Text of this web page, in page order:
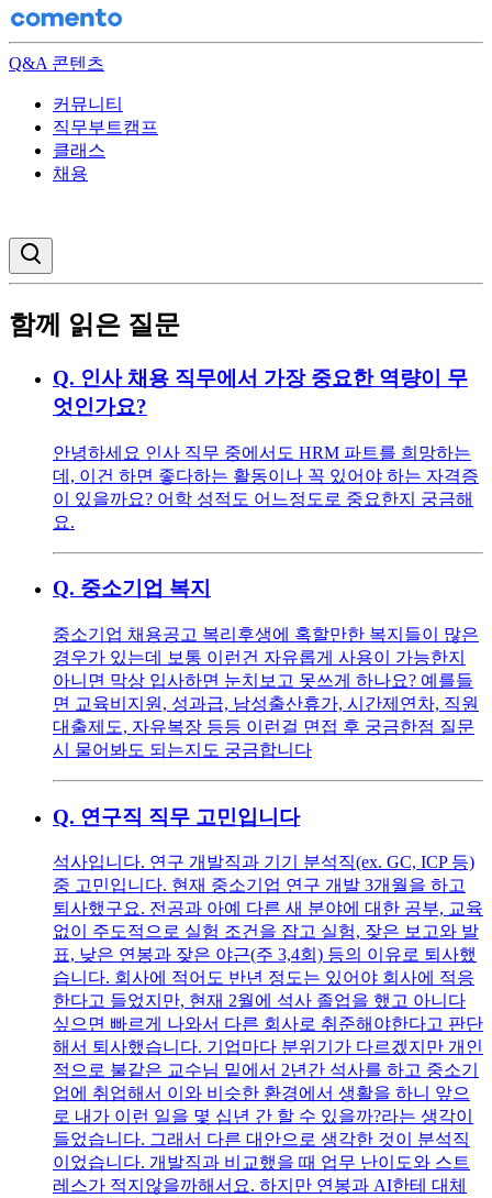
Q&A 콘텐츠
커뮤니티
직무부트캠프
클래스
채용
함께 읽은 질문
Q. 인사 채용 직무에서 가장 중요한 역량이 무
엇인가요?
안녕하세요 인사 직무 중에서도 HRM 파트를 희망하는
데, 이건 하면 좋다하는 활동이나 꼭 있어야 하는 자격증
이 있을까요? 어학 성적도 어느정도로 중요한지 궁금해
요.
Q. 중소기업 복지
중소기업 채용공고 복리후생에 혹할만한 복지들이 많은
경우가 있는데 보통 이런건 자유롭게 사용이 가능한지
아니면 막상 입사하면 눈치보고 못쓰게 하나요? 예를들
면 교육비지원, 성과급, 남성출산휴가, 시간제연차, 직원
대출제도, 자유복장 등등 이런걸 면접 후 궁금한점 질문
시 물어봐도 되는지도 궁금합니다
Q. 연구직 직무 고민입니다
석사입니다. 연구 개발직과 기기 분석직(ex. GC, ICP 등)
중 고민입니다. 현재 중소기업 연구 개발 3개월을 하고
퇴사했구요. 전공과 아예 다른 새 분야에 대한 공부, 교육
없이 주도적으로 실험 조건을 잡고 실험, 잦은 보고와 발
표, 낮은 연봉과 잦은 야근(주 3,4회) 등의 이유로 퇴사했
습니다. 회사에 적어도 반년 정도는 있어야 회사에 적응
한다고 들었지만, 현재 2월에 석사 졸업을 했고 아니다
싶으면 빠르게 나와서 다른 회사로 취준해야한다고 판단
해서 퇴사했습니다. 기업마다 분위기가 다르겠지만 개인
적으로 불같은 교수님 밑에서 2년간 석사를 하고 중소기
업에 취업해서 이와 비슷한 환경에서 생활을 하니 앞으
로 내가 이런 일을 몇 십년 간 할 수 있을까?라는 생각이
들었습니다. 그래서 다른 대안으로 생각한 것이 분석직
이었습니다. 개발직과 비교했을 때 업무 난이도와 스트
레스가 적지않을까해서요. 하지만 연봉과 AI한테 대체